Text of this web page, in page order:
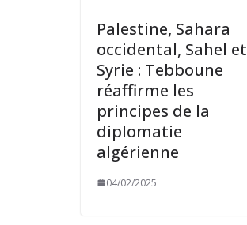
Palestine, Sahara
occidental, Sahel et
Syrie : Tebboune
réaffirme les
principes de la
diplomatie
algérienne
04/02/2025